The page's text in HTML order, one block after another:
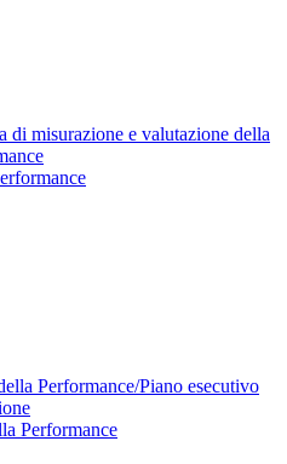
di misurazione e valutazione della
Performance/Piano esecutivo
Performance